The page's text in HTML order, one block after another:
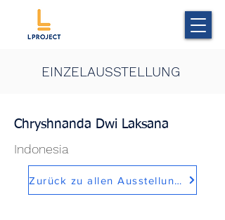
EINZELAUSSTELLUNG
Chryshnanda Dwi Laksana
Indonesia
Zurück zu allen Ausstellungen